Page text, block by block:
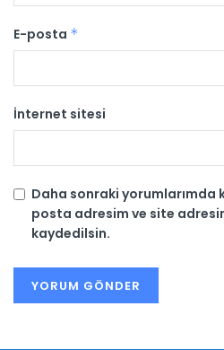
E-posta *
İnternet sitesi
Daha sonraki yorumlarımda
posta adresim ve site
kaydedilsin.